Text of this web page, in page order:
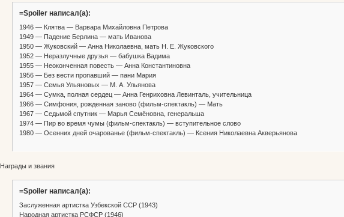
=Spoiler написал(а):
1946 — Клятва — Варвара Михайловна Петрова
1949 — Падение Берлина — мать Иванова
1950 — Жуковский — Анна Николаевна, мать Н. Е. Жуковского
1952 — Неразлучные друзья — бабушка Вадима
1955 — Неоконченная повесть — Анна Константиновна
1956 — Без вести пропавший — пани Мария
1957 — Семья Ульяновых — М. А. Ульянова
1964 — Сумка, полная сердец — Анна Генриховна Левинталь, учительница
1966 — Симфония, рожденная заново (фильм-спектакль) — Мать
1967 — Седьмой спутник — Марья Семёновна, генеральша
1974 — Пир во время чумы (фильм-спектакль) — вступительное слово
1980 — Осенних дней очарованье (фильм-спектакль) — Ксения Николаевна Акверьянова
Награды и звания
=Spoiler написал(а):
Заслуженная артистка Узбекской ССР (1943)
Народная артистка РСФСР (1946)